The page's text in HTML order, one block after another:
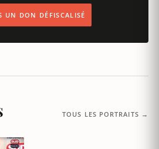
UN DON DÉFISCALISÉ
TOUS LES PORTRAITS →